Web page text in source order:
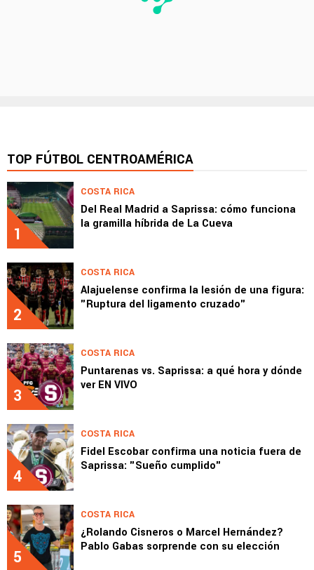
TOP FÚTBOL CENTROAMÉRICA
1
COSTA RICA
Del Real Madrid a Saprissa: cómo funciona
la gramilla híbrida de La Cueva
2
COSTA RICA
Alajuelense confirma la lesión de una figura:
"Ruptura del ligamento cruzado"
3
COSTA RICA
Puntarenas vs. Saprissa: a qué hora y dónde
ver EN VIVO
4
COSTA RICA
Fidel Escobar confirma una noticia fuera de
Saprissa: "Sueño cumplido"
5
COSTA RICA
¿Rolando Cisneros o Marcel Hernández?
Pablo Gabas sorprende con su elección